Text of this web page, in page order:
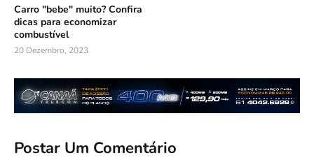
Carro "bebe" muito? Confira
dicas para economizar
combustível
20 Dezembro, 2023
Postar Um Comentário